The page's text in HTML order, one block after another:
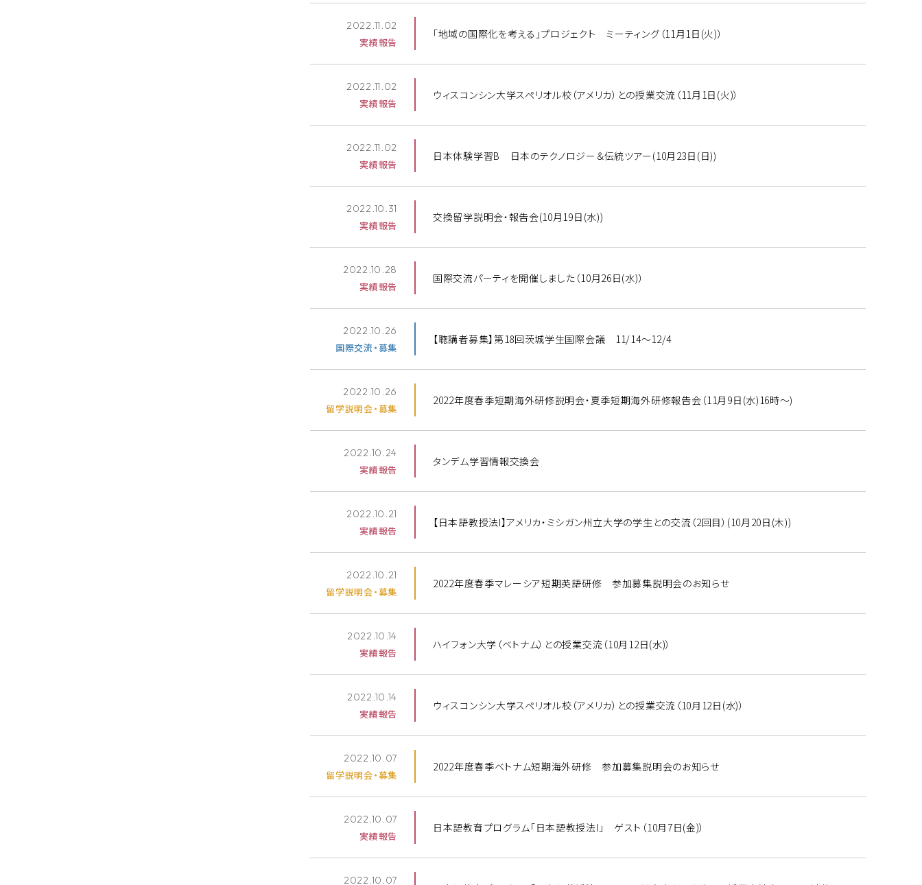
2022.11.02
実績報告
「地域の国際化を考える」プロジェクト ミーティング（11月1日(火)）
2022.11.02
実績報告
ウィスコンシン大学スペリオル校（アメリカ）との授業交流（11月1日(火)）
2022.11.02
実績報告
日本体験学習B 日本のテクノロジー＆伝統ツアー(10月23日(日))
2022.10.31
実績報告
交換留学説明会・報告会(10月19日(水))
2022.10.28
実績報告
国際交流パーティを開催しました（10月26日(水)）
2022.10.26
国際交流・募集
【聴講者募集】第18回茨城学生国際会議 11/14～12/4
2022.10.26
留学説明会・募集
2022年度春季短期海外研修説明会・夏季短期海外研修報告会（11月9日(水)16時～)
2022.10.24
実績報告
タンデム学習情報交換会
2022.10.21
実績報告
【日本語教授法I】アメリカ・ミシガン州立大学の学生との交流（2回目）(10月20日(木))
2022.10.21
留学説明会・募集
2022年度春季マレーシア短期英語研修 参加募集説明会のお知らせ
2022.10.14
実績報告
ハイフォン大学（ベトナム）との授業交流（10月12日(水)）
2022.10.14
実績報告
ウィスコンシン大学スペリオル校（アメリカ）との授業交流（10月12日(水)）
2022.10.07
留学説明会・募集
2022年度春季ベトナム短期海外研修 参加募集説明会のお知らせ
2022.10.07
実績報告
日本語教育プログラム「日本語教授法I」 ゲスト（10月7日(金)）
2022.10.07